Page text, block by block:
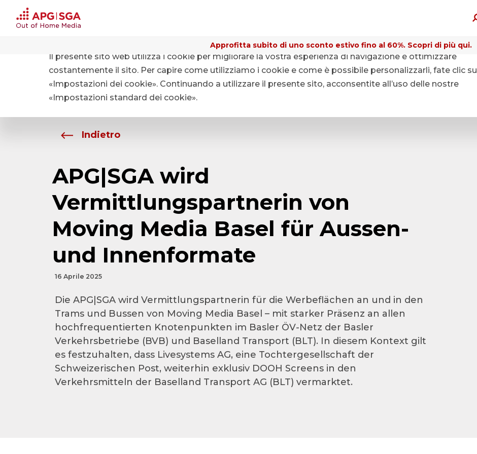
Approfitta subito di uno sconto estivo fino al 60%. Scopri di più qui.
Chi siamo Media
Indietro
APG|SGA wird
Vermittlungspartnerin von
Moving Media Basel für Aussen-
und Innenformate
16 Aprile 2025
Die APG|SGA wird Vermittlungspartnerin für die Werbeflächen an und in den
Trams und Bussen von Moving Media Basel – mit starker Präsenz an allen
hochfrequentierten Knotenpunkten im Basler ÖV-Netz der Basler
Verkehrsbetriebe (BVB) und Baselland Transport (BLT). In diesem Kontext gilt
es festzuhalten, dass Livesystems AG, eine Tochtergesellschaft der
Schweizerischen Post, weiterhin exklusiv DOOH Screens in den
Verkehrsmitteln der Baselland Transport AG (BLT) vermarktet.
Il presente sito web utilizza i cookie per migliorare la vostra esperienza di navigazione e ottimizzare
costantemente il sito. Per capire come utilizziamo i cookie e come è possibile personalizzarli, fate clic su
«Impostazioni dei cookie». Continuando a utilizzare il presente sito, acconsentite all’uso delle nostre
«Impostazioni standard dei cookie».